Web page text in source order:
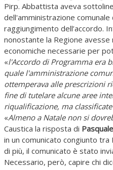
Pirp. Abbattista aveva
dell'amministrazione
raggiungimento dell’accordo.
nonostante la Regione
economiche necessarie per
«l'Accordo di Programma era
quale l'amministrazione
ottemperava alle prescrizioni
fine di tutelare alcune aree
riqualificazione, ma
«Almeno a Natale non si
Caustica la risposta di
in un comunicato congiunto
di più, il comunicato è stato
Necessario, però, capire chi